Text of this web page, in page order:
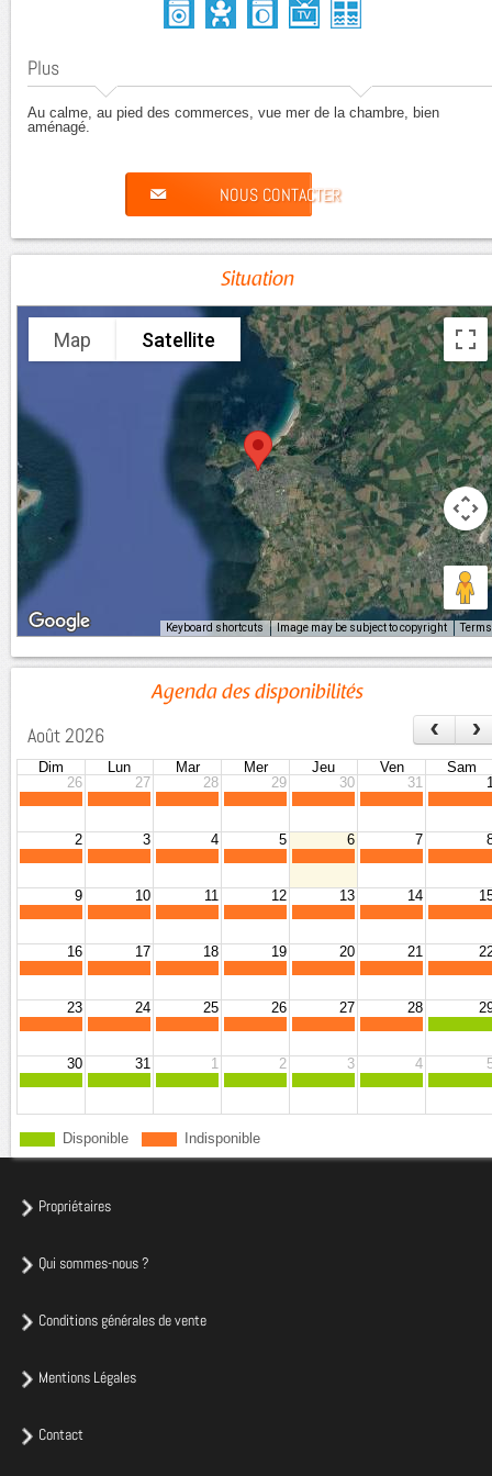
Plus
Au calme, au pied des commerces, vue mer de la chambre, bien
aménagé.
NOUS CONTACTER
Situation
Map Satellite
Keyboard shortcuts Image may be subject to copyright Terms
Agenda des disponibilités
Août 2026 ‹ ›
Dim Lun Mar Mer Jeu Ven
Sam
26
27 28 29 30 31
2 3 4 5 6 7
9 10 11 12 13 14
16 17 18 19 20 21
23 24 25 26 27 28
30 31 1 2 3 4
Disponible Indisponible
Propriétaires
Qui sommes-nous ?
Conditions générales de vente
Mentions Légales
Contact